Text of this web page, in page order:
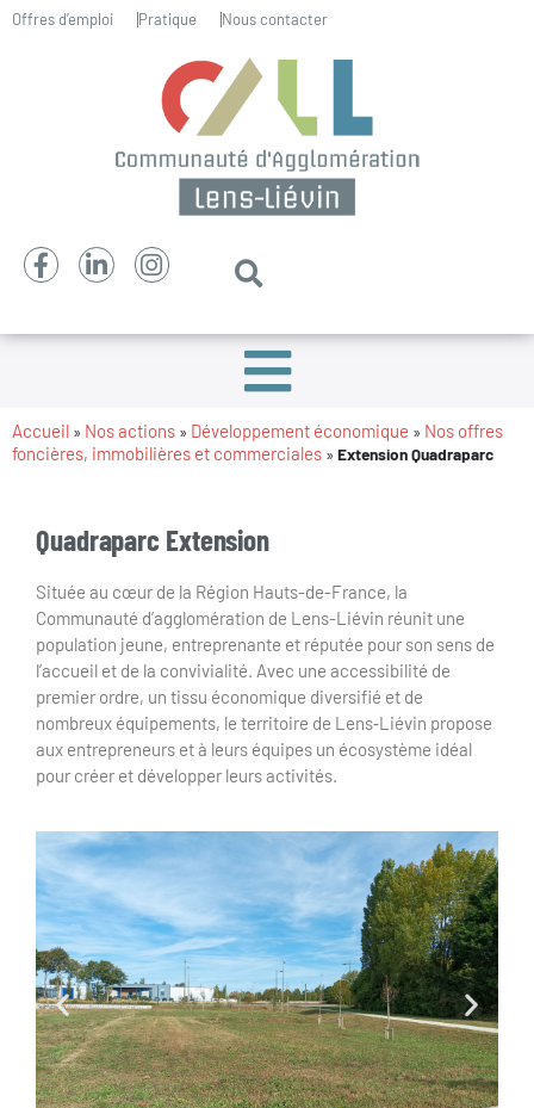
Offres d’emploi Pratique Nous contacter
Accueil » Nos actions » Développement économique » Nos offres
foncières, immobilières et commerciales » Extension Quadraparc
Quadraparc Extension
Située au cœur de la Région Hauts-de-France, la
Communauté d’agglomération de Lens-Liévin réunit une
population jeune, entreprenante et réputée pour son sens de
l’accueil et de la convivialité. Avec une accessibilité de
premier ordre, un tissu économique diversifié et de
nombreux équipements, le territoire de Lens‑Liévin propose
aux entrepreneurs et à leurs équipes un écosystème idéal
pour créer et développer leurs activités.